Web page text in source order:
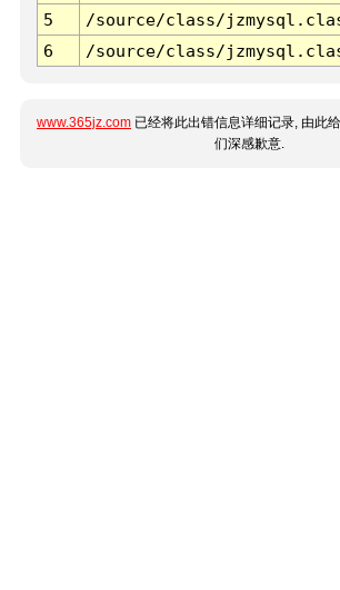
5
/source/class/
6
/source/class/
www.365jz.com 已经将此出错信息详细记录, 由此
们深感歉意.